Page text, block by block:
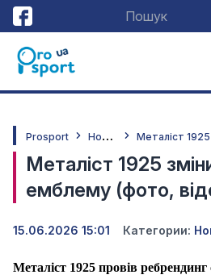
Prosport Н
овини
Металіст 1925
емблему (фото,
15.06.2026 15:01 Категории:
Металіст 1925 провів ребрендинг